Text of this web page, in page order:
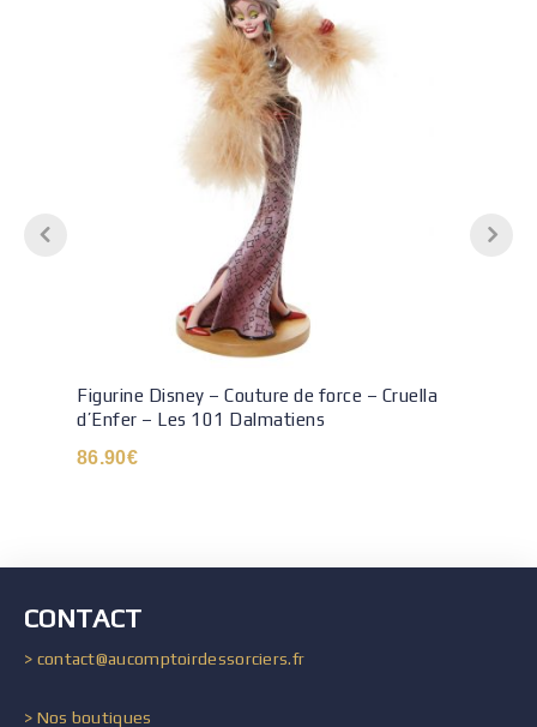
Figurine Disney – Couture de force – Cruella
d’Enfer – Les 101 Dalmatiens
86.90€
CONTACT
> contact@aucomptoirdessorciers.fr
> Nos boutiques